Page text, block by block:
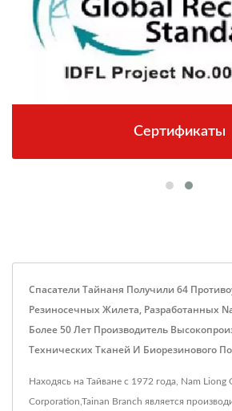
Сертификаты
Спасатели Тайнаня Получили 64
Резиносечных Жилета, Разработанных
Более 50 Лет Производитель
Технических Тканей И Биорезинового
Находясь на Тайване с 1972 года, Nam Liong
Corporation,Tainan Branch является